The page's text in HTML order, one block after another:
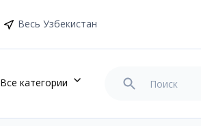
Весь Узбекистан
Все категории